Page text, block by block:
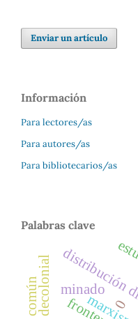
Enviar un artículo
Información
Para lectores/as
Para autores/as
Para bibliotecarios/as
Palabras clave
minado
lo común 0